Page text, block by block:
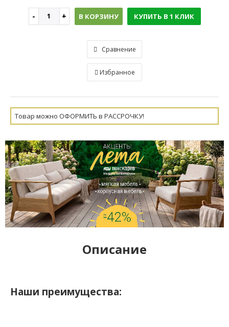
В КОРЗИНУ КУПИТЬ В 1 КЛИК
Сравнение
Избранное
Товар можно ОФОРМИТЬ в РАССРОЧКУ!
Описание
Наши преимущества: